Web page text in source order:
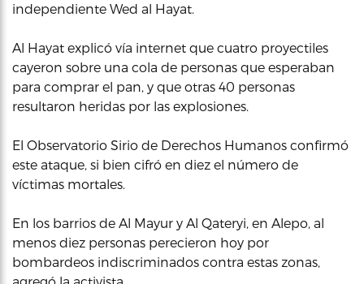
independiente Wed al Hayat.
Al Hayat explicó vía internet que cuatro proyectiles
cayeron sobre una cola de personas que esperaban
para comprar el pan, y que otras 40 personas
resultaron heridas por las explosiones.
El Observatorio Sirio de Derechos Humanos confirmó
este ataque, si bien cifró en diez el número de
víctimas mortales.
En los barrios de Al Mayur y Al Qateryi, en Alepo, al
menos diez personas perecieron hoy por
bombardeos indiscriminados contra estas zonas,